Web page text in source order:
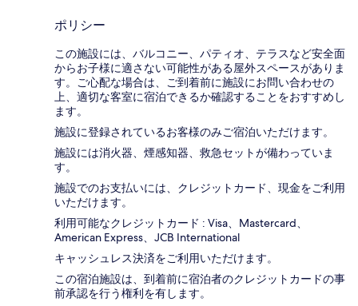
ポリシー
この施設には、バルコニー、パティオ、テラスなど安全面
からお子様に適さない可能性がある屋外スペースがありま
す。ご心配な場合は、ご到着前に施設にお問い合わせの
上、適切な客室に宿泊できるか確認することをおすすめし
ます。
施設に登録されているお客様のみご宿泊いただけます。
施設には消火器、煙感知器、救急セットが備わっていま
す。
施設でのお支払いには、クレジットカード、現金をご利用
いただけます。
利用可能なクレジットカード : Visa、Mastercard、
American Express、JCB International
キャッシュレス決済をご利用いただけます。
この宿泊施設は、到着前に宿泊者のクレジットカードの事
前承認を行う権利を有します。